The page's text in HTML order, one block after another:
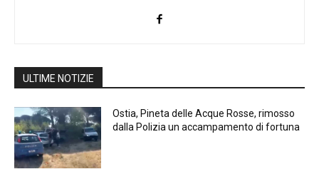
ULTIME NOTIZIE
Ostia, Pineta delle Acque Rosse, rimosso
dalla Polizia un accampamento di fortuna